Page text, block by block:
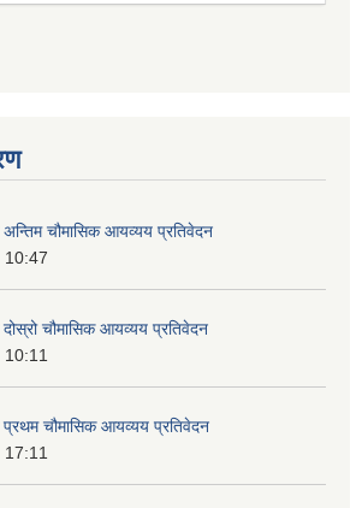
चौमासिक आयव्यय प्रतिवेदन
10:47
चौमासिक आयव्यय प्रतिवेदन
चौमासिक आयव्यय प्रतिवेदन